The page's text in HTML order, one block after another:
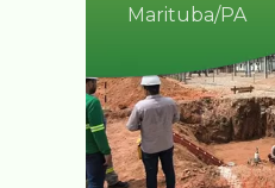
Marituba/PA